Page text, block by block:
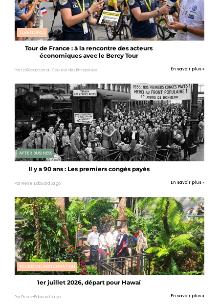
TERRITOIRES
Tour de France : à la rencontre des acteurs
économiques avec le Bercy Tour
Par La Rédaction du Courrier des Entreprises En savoir plus »
AFTER BUSINESS
Il y a 90 ans : Les premiers congés payés
Par Pierre-Edouard Laigo En savoir plus »
TOURISME, RESTAURATION
1er juillet 2026, départ pour Hawaï
Par Pierre-Edouard Laigo En savoir plus »